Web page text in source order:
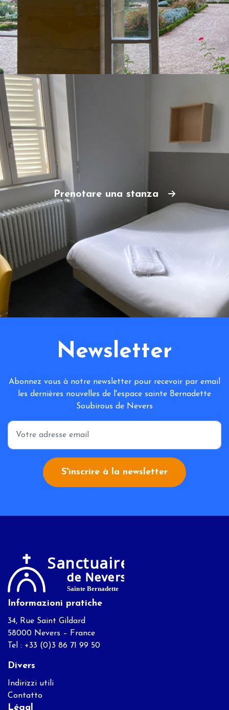
Prenotare una stanza
Newsletter
Abonnez vous à notre newsletter pour recevoir par email
les dernières nouvelles de l'espace sainte Bernadette
Soubirous de Nevers
*
S'inscrire à la newsletter
Informazioni pratiche
34, Rue Saint Gildard
58000 Nevers – France
Tel : +33 (0)3 86 71 99 50
Divers
Indirizzi utili
Contatto
Légal